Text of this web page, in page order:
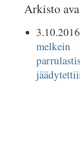
Arkisto
melkein